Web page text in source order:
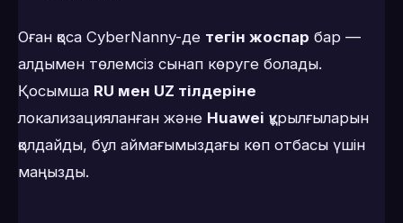
Оған қоса CyberNanny-де тегін жоспар бар —
алдымен төлемсіз сынап көруге болады.
Қосымша RU мен UZ тілдеріне
локализацияланған және Huawei құрылғыларын
қолдайды, бұл аймағымыздағы көп отбасы үшін
маңызды.